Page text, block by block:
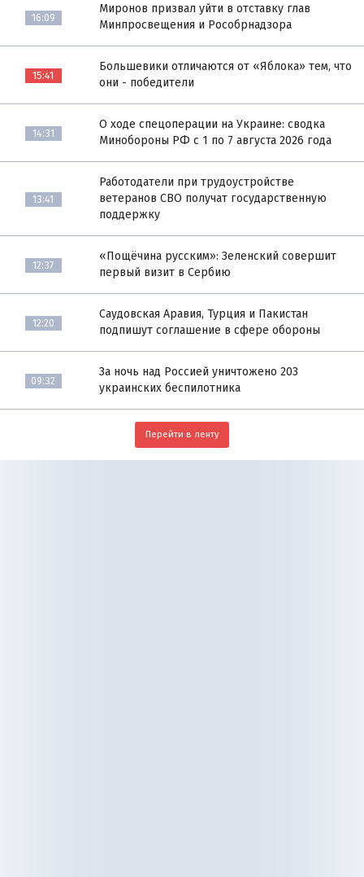
16:09
Миронов призвал уйти в отставку глав
Минпросвещения и Рособрнадзора
15:41
Большевики отличаются от «Яблока» тем, что
они - победители
14:31
О ходе спецоперации на Украине: сводка
Минобороны РФ с 1 по 7 августа 2026 года
13:41
Работодатели при трудоустройстве
ветеранов СВО получат государственную
поддержку
12:37
«Пощёчина русским»: Зеленский совершит
первый визит в Сербию
12:20
Саудовская Аравия, Турция и Пакистан
подпишут соглашение в сфере обороны
09:32
За ночь над Россией уничтожено 203
украинских беспилотника
Перейти в ленту